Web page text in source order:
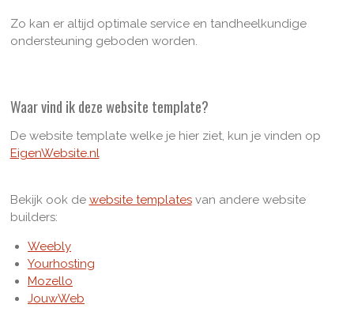
Zo kan er altijd optimale service en tandheelkundige
ondersteuning geboden worden.
Waar vind ik deze website template?
De website template welke je hier ziet, kun je vinden op
EigenWebsite.nl
Bekijk ook de website templatesvan andere website
builders:
Weebly
Yourhosting
Mozello
JouwWeb